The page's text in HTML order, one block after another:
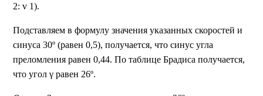
2: v 1).
Подставляем в формулу значения указанных скоростей и
синуса 30º (равен 0,5), получается, что синус угла
преломления равен 0,44. По таблице Брадиса получается,
что угол γ равен 26º.